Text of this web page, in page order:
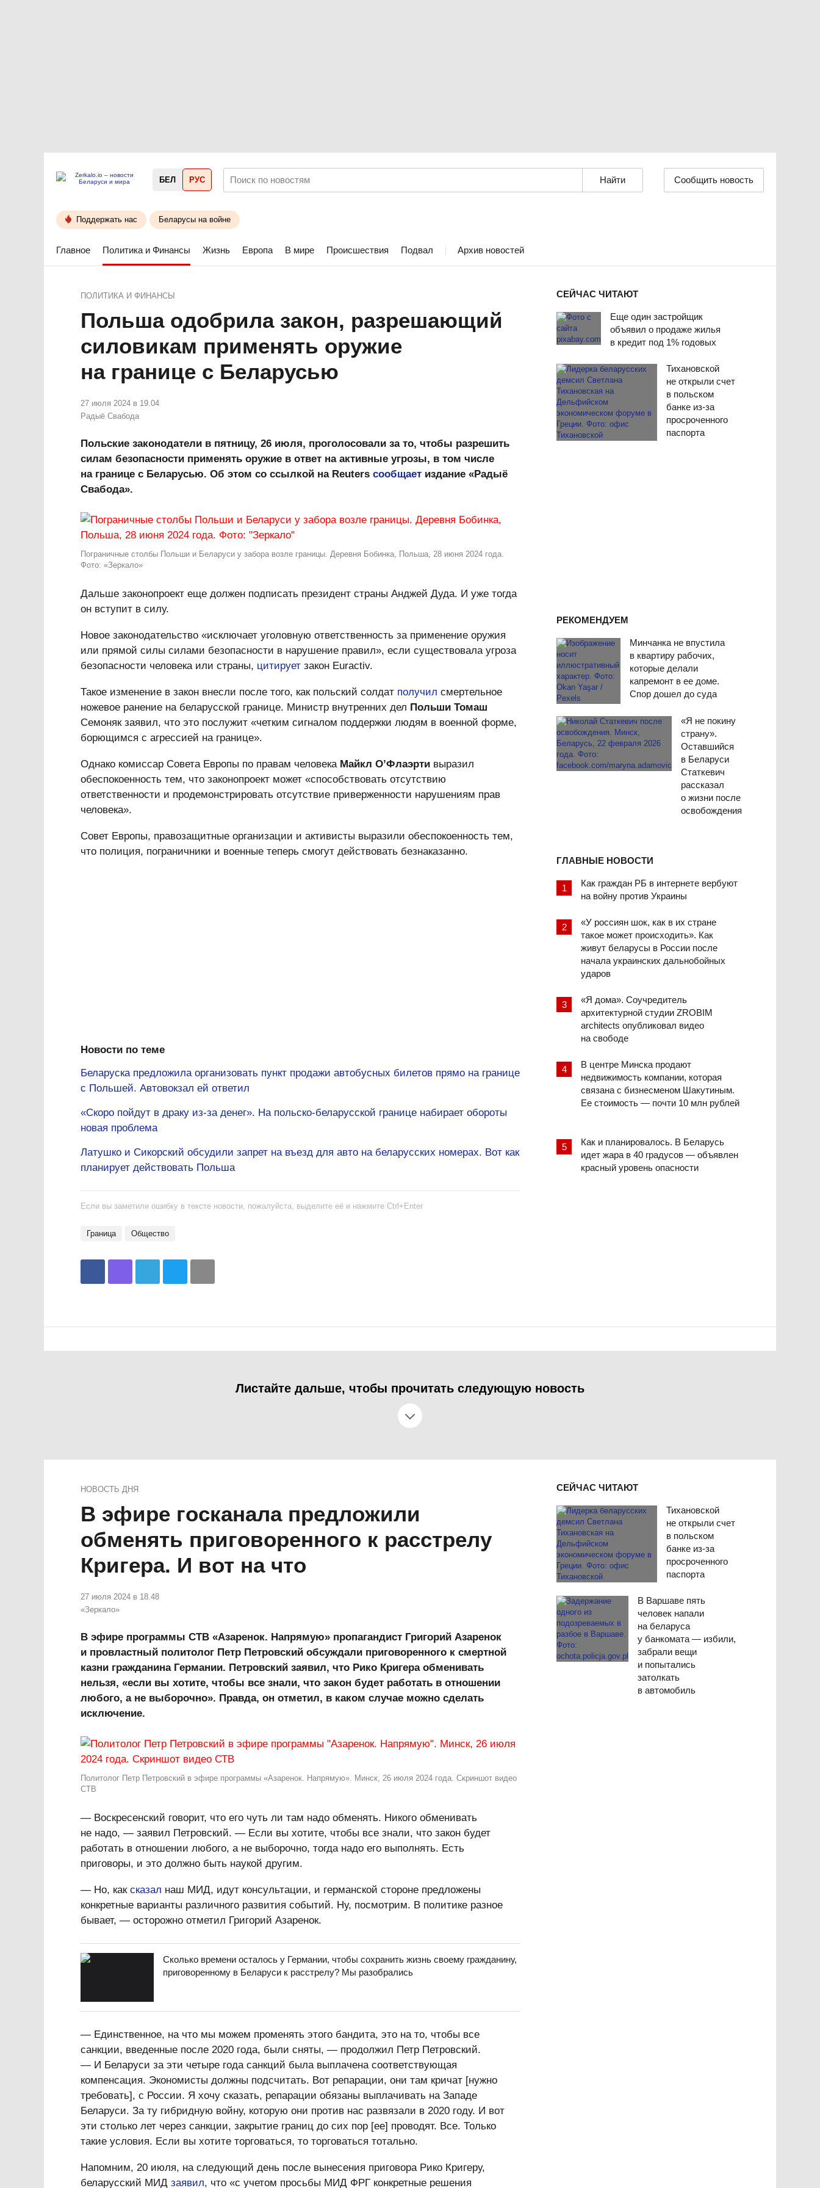
БЕЛ РУС Сообщить новость
Поддержать нас Беларусы на войне
Главное Политика и Финансы Жизнь Европа В мире Происшествия Подвал Архив новостей
СЕЙЧАС ЧИТАЮТ
Еще один застройщик
объявил о продаже жилья
в кредит под 1% годовых
Тихановской
не открыли счет
в польском
банке из-за
просроченного
паспорта
РЕКОМЕНДУЕМ
Минчанка не впустила
в квартиру рабочих,
которые делали
капремонт в ее доме.
Спор дошел до суда
«Я не покину
страну».
Оставшийся
в Беларуси
Статкевич
рассказал
о жизни после
освобождения
ГЛАВНЫЕ НОВОСТИ
Как граждан РБ в интернете вербуют
на войну против Украины
«У россиян шок, как в их стране
такое может происходить». Как
живут беларусы в России после
начала украинских дальнобойных
ударов
«Я дома». Соучредитель
архитектурной студии ZROBIM
architects опубликовал видео
на свободе
В центре Минска продают
недвижимость компании, которая
связана с бизнесменом Шакутиным.
Ее стоимость — почти 10 млн рублей
Как и планировалось. В Беларусь
идет жара в 40 градусов — объявлен
красный уровень опасности
ПОЛИТИКА И ФИНАНСЫ
Польша одобрила закон, разрешающий
силовикам применять оружие
на границе с Беларусью
27 июля 2024 в 19.04
Радыё Свабода
Польские законодатели в пятницу, 26 июля, проголосовали за то, чтобы разрешить
силам безопасности применять оружие в ответ на активные угрозы, в том числе
на границе с Беларусью. Об этом со ссылкой на Reuters сообщает издание «Радыё
Свабода».
Пограничные столбы Польши и Беларуси у забора возле границы. Деревня Бобинка, Польша, 28 июня 2024 года.
Фото: «Зеркало»
Дальше законопроект еще должен подписать президент страны Анджей Дуда. И уже тогда
он вступит в силу.
Новое законодательство «исключает уголовную ответственность за применение оружия
или прямой силы силами безопасности в нарушение правил», если существовала угроза
безопасности человека или страны, цитирует закон Euractiv.
Такое изменение в закон внесли после того, как польский солдат получил смертельное
ножевое ранение на беларусской границе. Министр внутренних дел Польши Томаш
Семоняк заявил, что это послужит «четким сигналом поддержки людям в военной форме,
борющимся с агрессией на границе».
Однако комиссар Совета Европы по правам человека Майкл О’Флаэрти выразил
обеспокоенность тем, что законопроект может «способствовать отсутствию
ответственности и продемонстрировать отсутствие приверженности нарушениям прав
человека».
Совет Европы, правозащитные организации и активисты выразили обеспокоенность тем,
что полиция, пограничники и военные теперь смогут действовать безнаказанно.
Новости по теме
Беларуска предложила организовать пункт продажи автобусных билетов прямо на границе
с Польшей. Автовокзал ей ответил
«Скоро пойдут в драку из-за денег». На польско-беларусской границе набирает обороты
новая проблема
Латушко и Сикорский обсудили запрет на въезд для авто на беларусских номерах. Вот как
планирует действовать Польша
Если вы заметили ошибку в тексте новости, пожалуйста, выделите её и нажмите Ctrl+Enter
Граница общество
Листайте дальше, чтобы прочитать следующую новость